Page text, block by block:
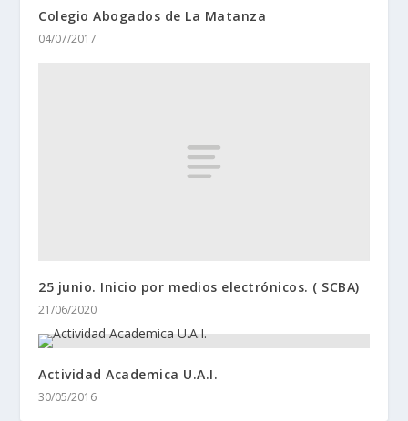
Colegio Abogados de La Matanza
04/07/2017
25 junio. Inicio por medios electrónicos. ( SCBA)
21/06/2020
Actividad Academica U.A.I.
30/05/2016